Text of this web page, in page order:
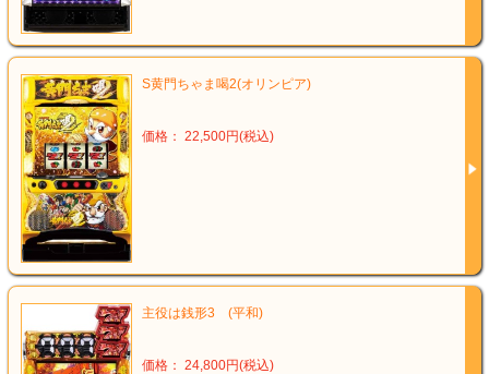
S黄門ちゃま喝2(オリンピア)
価格： 22,500円(税込)
主役は銭形3 (平和)
価格： 24,800円(税込)